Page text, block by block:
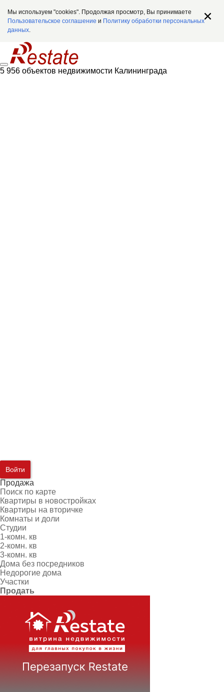
Мы используем "cookies". Продолжая просмотр, Вы принимаете
Пользовательское соглашение и Политику обработки персональных
данных.
5 956 объектов недвижимости Калининграда
Войти
Продажа
Поиск по карте
Квартиры в новостройках
Квартиры на вторичке
Комнаты и доли
Студии
1-комн. кв
2-комн. кв
3-комн. кв
Дома без посредников
Недорогие дома
Участки
Продать